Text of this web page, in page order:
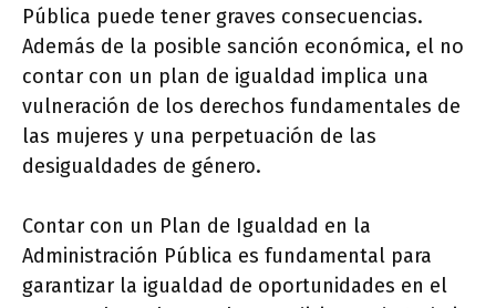
Pública puede tener graves consecuencias.
Además de la posible sanción económica, el no
contar con un plan de igualdad implica una
vulneración de los derechos fundamentales de
las mujeres y una perpetuación de las
desigualdades de género.
Contar con un Plan de Igualdad en la
Administración Pública es fundamental para
garantizar la igualdad de oportunidades en el